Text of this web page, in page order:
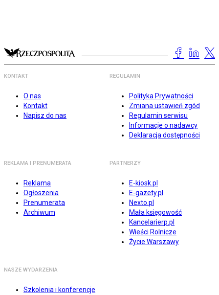
KONTAKT
O nas
Kontakt
Napisz do nas
REGULAMIN
Polityka Prywatności
Zmiana ustawień zgód
Regulamin serwisu
Informacje o nadawcy
Deklaracja dostępności
REKLAMA I PRENUMERATA
Reklama
Ogłoszenia
Prenumerata
Archiwum
PARTNERZY
E-kiosk.pl
E-gazety.pl
Nexto.pl
Mała księgowość
Kancelarierp.pl
Wieści Rolnicze
Życie Warszawy
NASZE WYDARZENIA
Szkolenia i konferencje